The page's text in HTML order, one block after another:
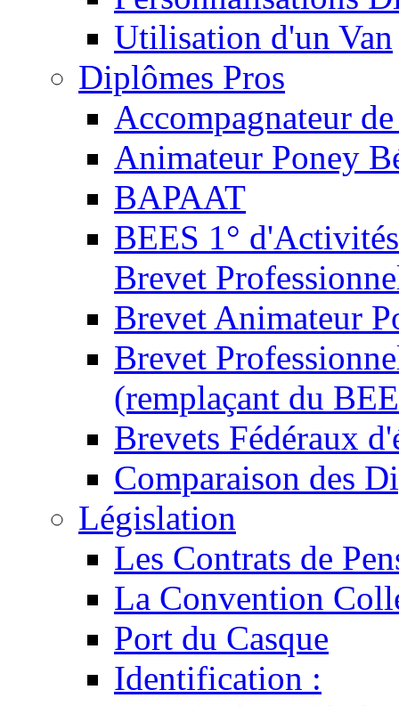
Utilisation d'un Van
Diplômes Pros
Accompagnateur
Animateur Poney
BAPAAT
BEES 1°
Brevet
Brevet Animateur
Brevet
(remplaçant du
Brevets Fédéraux
Comparaison des
Législation
Les Contrats de
La Convention
Port du Casque
Identification :